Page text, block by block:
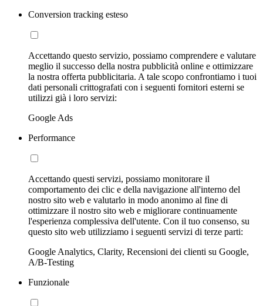
Conversion tracking esteso
Accettando questo servizio, possiamo comprendere e valutare
meglio il successo della nostra pubblicità online e ottimizzare
la nostra offerta pubblicitaria. A tale scopo confrontiamo i tuoi
dati personali crittografati con i seguenti fornitori esterni se
utilizzi già i loro servizi:
Google Ads
Performance
Accettando questi servizi, possiamo monitorare il
comportamento dei clic e della navigazione all'interno del
nostro sito web e valutarlo in modo anonimo al fine di
ottimizzare il nostro sito web e migliorare continuamente
l'esperienza complessiva dell'utente. Con il tuo consenso, su
questo sito web utilizziamo i seguenti servizi di terze parti:
Google Analytics, Clarity, Recensioni dei clienti su Google,
A/B-Testing
Funzionale